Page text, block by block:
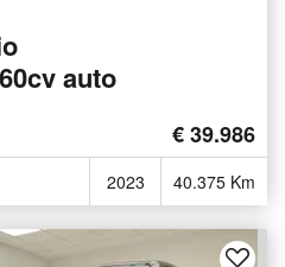
auto
€ 39.986
2023 40.375 Km